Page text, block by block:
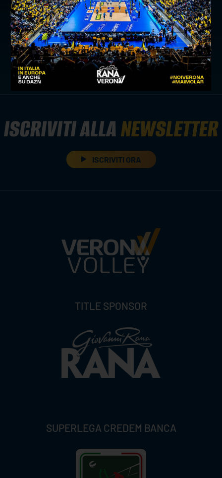
precedente:ediltec e verona volley ancora insieme
successivo:il programma di superlega dalla 1a alla 5a
giornata di ritorno
news prima squadra
ISCRIVITI ALLANEWSLETTER
ISCRIVITI ORA
TITLE SPONSOR
SUPERLEGA CREDEM BANCA